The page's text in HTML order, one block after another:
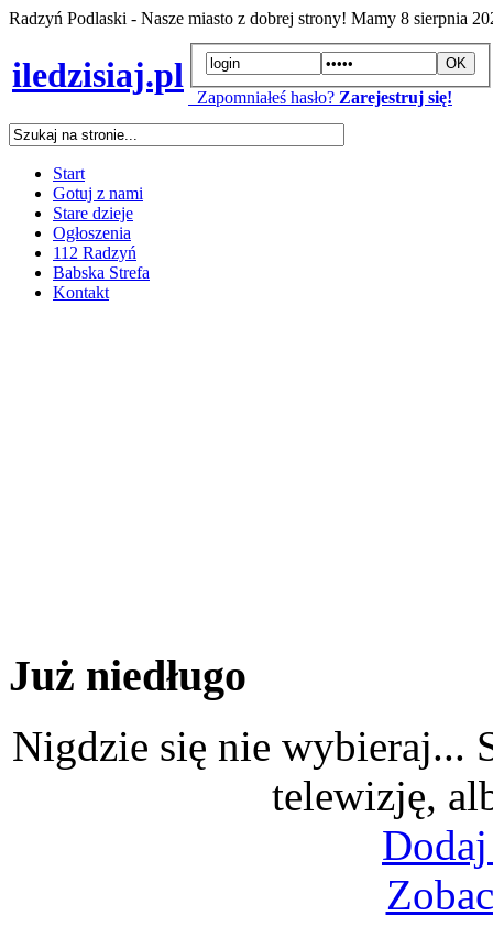
Radzyń Podlaski - Nasze miasto z dobrej strony! Mamy 8 sierpnia
iledzisiaj.pl
Zapomniałeś hasło? Zarejestruj się!
Start
Gotuj z nami
Stare dzieje
Ogłoszenia
112 Radzyń
Babska Strefa
Kontakt
Już niedługo
Nigdzie się nie wybieraj...
telewizję,